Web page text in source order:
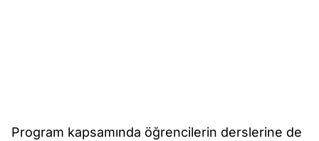
Program kapsamında öğrencilerin derslerine de